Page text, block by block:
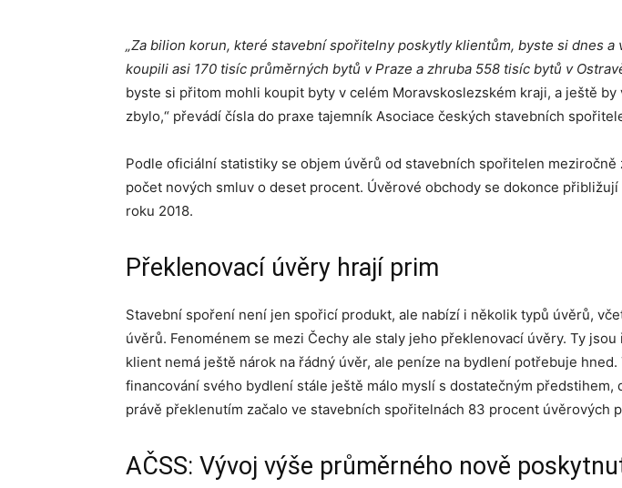
„Za bilion korun, které stavební spořitelny poskytly klientům, byste si dnes a
koupili asi 170 tisíc průměrných bytů v Praze a zhruba 558 tisíc bytů v
byste si přitom mohli koupit byty v celém Moravskoslezském kraji, a ještě by
zbylo,“ převádí čísla do praxe tajemník Asociace českých stavebních
Podle oficiální statistiky se objem úvěrů od stavebních spořitelen
počet nových smluv o deset procent. Úvěrové obchody se dokonce
roku 2018.
Překlenovací úvěry hrají prim
Stavební spoření není jen spořicí produkt, ale nabízí i několik typů úvěrů,
úvěrů. Fenoménem se mezi Čechy ale staly jeho překlenovací úvěry. Ty
klient nemá ještě nárok na řádný úvěr, ale peníze na bydlení potřebuje hned.
financování svého bydlení stále ještě málo myslí s dostatečným předstihem,
právě překlenutím začalo ve stavebních spořitelnách 83 procent úvěrových
AČSS: Vývoj výše průměrného nově